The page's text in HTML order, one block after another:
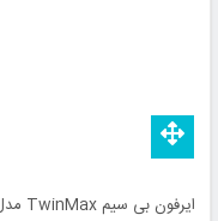
ایرفون بی سیم TwinMax مدل MA-24 ANC - نقره ای - MMX